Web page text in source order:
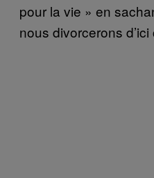
pour la vie » en
nous divorcerons